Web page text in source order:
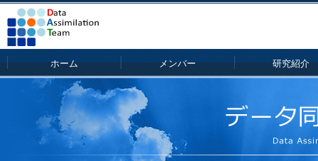
ホーム メンバー 研究紹介